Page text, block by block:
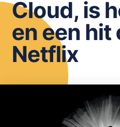
Cloud, is
en een hit
Netflix